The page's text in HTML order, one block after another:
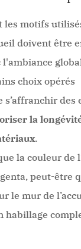
les motifs
doivent être
l'ambiance
choix opérés
des
la
.
la couleur de
peut-être
le mur de
habillage